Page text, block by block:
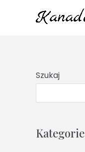
Szukaj
Kategorie